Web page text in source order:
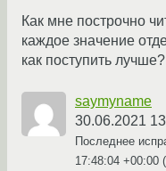
Как мне построчно
каждое значение
как поступить лучше?
saymyname
30.06.2021
Последнее
17:48:04 +00:00